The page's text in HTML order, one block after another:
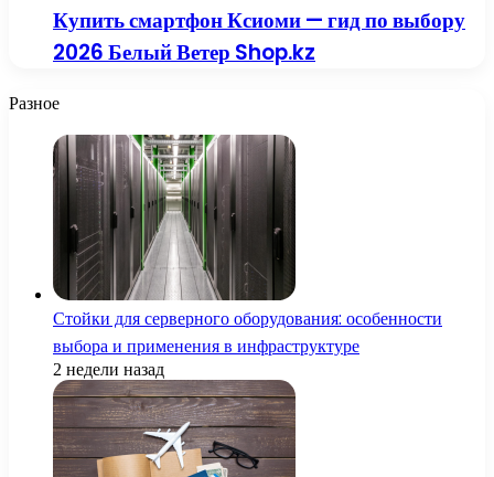
Купить смартфон Ксиоми — гид по выбору
2026 Белый Ветер Shop.kz
Разное
Стойки для серверного оборудования: особенности
выбора и применения в инфраструктуре
2 недели назад